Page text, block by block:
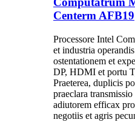
Centerm AFB19
Processore Intel
et industria
ostentationem et
DP, HDMI et portu
Praeterea, duplicis
praeclara
adiutorem efficax
negotiis et agris